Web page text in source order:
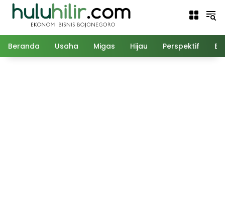
Langsung
Beranda Usaha Migas Hijau Perspektif